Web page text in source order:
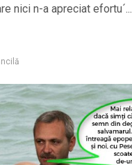
nici n-a apreciat efortu´...